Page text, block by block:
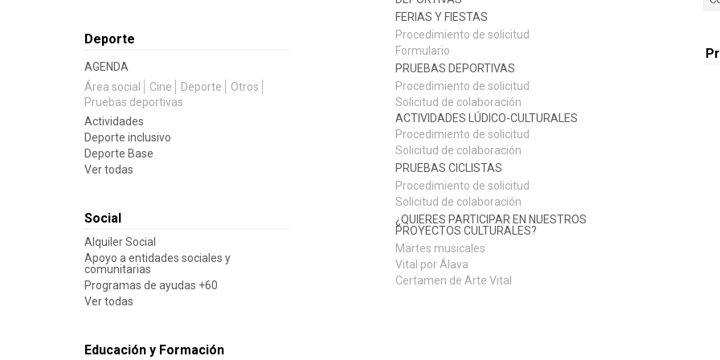
Deporte
AGENDA
Área social
Cine Deporte
Otros
Pruebas deportivas
Actividades
Deporte inclusivo
Deporte Base
Ver todas
Social
Alquiler Social
Apoyo a entidades sociales y
comunitarias
Programas de ayudas +60
Ver todas
Educación y Formación
FERIAS Y FIESTAS
Procedimiento de solicitud
Formulario
PRUEBAS DEPORTIVAS
Procedimiento de solicitud
Solicitud de colaboración
ACTIVIDADES LÚDICO-CULTURALES
Procedimiento de solicitud
Solicitud de colaboración
PRUEBAS CICLISTAS
Procedimiento de solicitud
Solicitud de colaboración
¿QUIERES PARTICIPAR EN NUESTROS
PROYECTOS CULTURALES?
Martes musicales
Vital por Álava
Certamen de Arte Vital